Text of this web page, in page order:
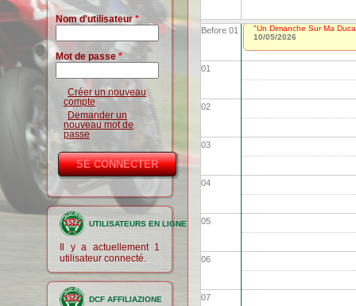
Nom d'utilisateur*
Mot de passe *
Créer un nouveau
compte
Demander un
nouveau mot de
passe
UTILISATEURS EN LIGNE
Il y a actuellement 1
utilisateur connecté.
DCF AFFILIAZIONE
Before 01
01
02
03
04
05
06
07
"Un Dimanche Sur Ma
10/05/2026